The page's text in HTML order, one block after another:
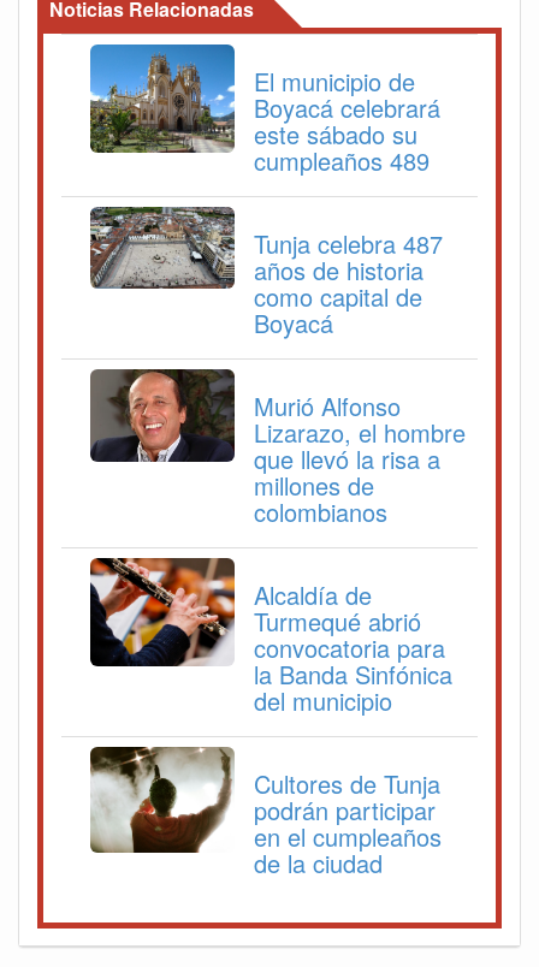
Noticias Relacionadas
El municipio de
Boyacá celebrará
este sábado su
cumpleaños 489
Tunja celebra 487
años de historia
como capital de
Boyacá
Murió Alfonso
Lizarazo, el hombre
que llevó la risa a
millones de
colombianos
Alcaldía de
Turmequé abrió
convocatoria para
la Banda Sinfónica
del municipio
Cultores de Tunja
podrán participar
en el cumpleaños
de la ciudad